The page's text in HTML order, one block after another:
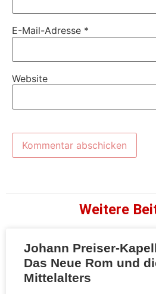
E-Mail-Adresse *
Website
Weitere
Johann Preiser-
Das Neue Rom und
Mittelalters